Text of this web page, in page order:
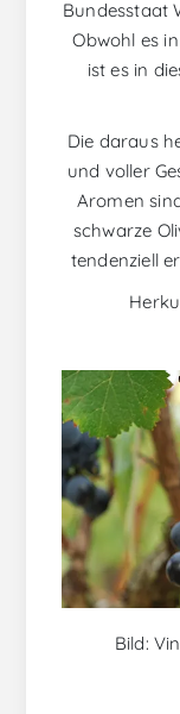
Bundesstaat
Obwohl es
ist es in
Die daraus
und voller
Aromen
schwarze
tendenziell
Bild: